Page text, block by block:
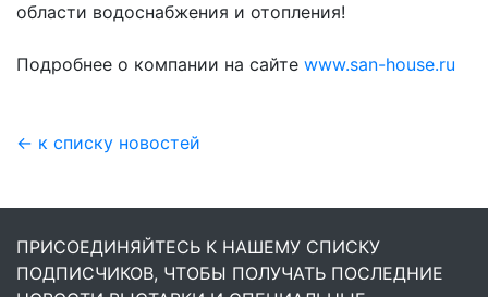
области водоснабжения и отопления!
Подробнее о компании на сайте www.san-house.ru
← к списку новостей
ПРИСОЕДИНЯЙТЕСЬ К НАШЕМУ СПИСКУ
ПОДПИСЧИКОВ, ЧТОБЫ ПОЛУЧАТЬ ПОСЛЕДНИЕ